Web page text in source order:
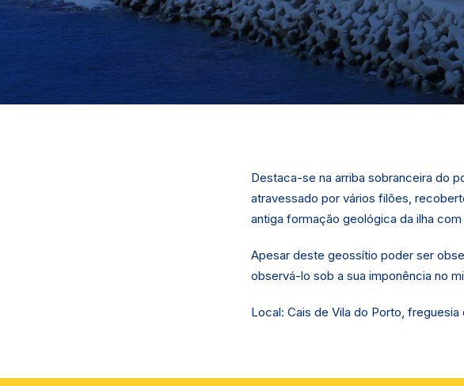
Destaca-se na arriba sobranceira do
atravessado por vários filões,
antiga formação geológica da ilha
Apesar deste geossítio poder ser
observá-lo sob a sua imponência no
Local: Cais de Vila do Porto, freguesia